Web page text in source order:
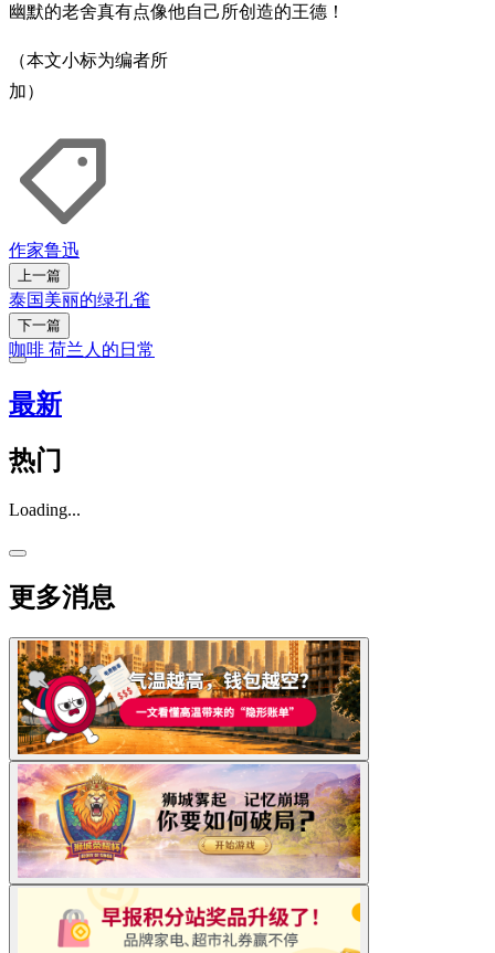
幽默的老舍真有点像他自己所创造的王德！
（本文小标为编者所
加）
作家鲁迅
上一篇
泰国美丽的绿孔雀
下一篇
咖啡 荷兰人的日常
最新
热门
Loading...
更多消息